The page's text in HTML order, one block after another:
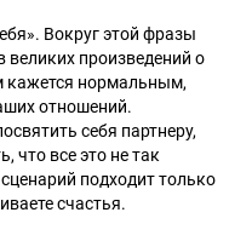
Вокруг этой фразы
произведений о
кажется нормальным,
отношений.
себя партнеру,
что все это не так
подходит только
счастья.